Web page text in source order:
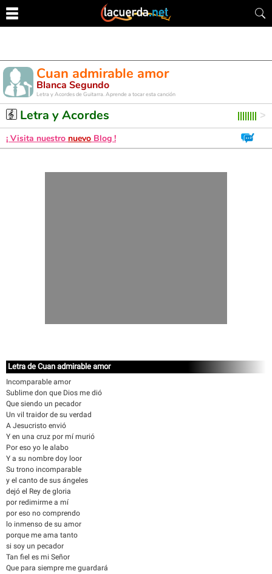
Cuan admirable amor
Blanca Segundo
Letra y Acordes de Guitarra. Aprende a tocar esta canción
Letra y Acordes
¡ Visita nuestro nuevo Blog !
Letra de Cuan admirable amor
Incomparable amor
Sublime don que Dios me dió
Que siendo un pecador
Un vil traidor de su verdad
A Jesucristo envió
Y en una cruz por mí murió
Por eso yo le alabo
Y a su nombre doy loor
Su trono incomparable
y el canto de sus ángeles
dejó el Rey de gloria
por redimirme a mí
por eso no comprendo
lo inmenso de su amor
porque me ama tanto
si soy un pecador
Tan fiel es mi Señor
Que para siempre me guardará